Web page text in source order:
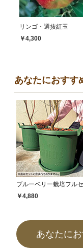
リンゴ・選抜紅玉
￥4,300
あなたにおすす
ブルーベリー栽培フル
￥4,880
あなたに